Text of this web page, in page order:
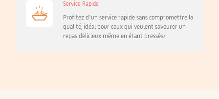
Service Rapide
Profitez d'un service rapide sans compromettre la
qualité, idéal pour ceux qui veulent savourer un
repas délicieux même en étant pressés/